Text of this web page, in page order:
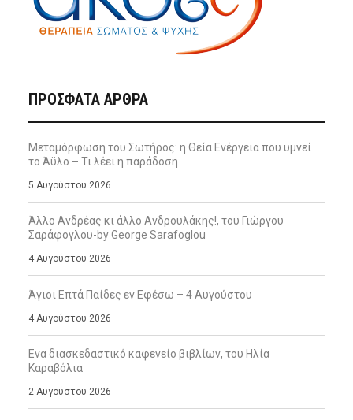
ΠΡΌΣΦΑΤΑ ΆΡΘΡΑ
Μεταμόρφωση του Σωτήρος: η Θεία Ενέργεια που υμνεί
το Άϋλο – Τι λέει η παράδοση
5 Αυγούστου 2026
Άλλο Ανδρέας κι άλλο Ανδρουλάκης!, του Γιώργου
Σαράφογλου-by George Sarafoglou
4 Αυγούστου 2026
Άγιοι Επτά Παίδες εν Εφέσω – 4 Αυγούστου
4 Αυγούστου 2026
Ενα διασκεδαστικό καφενείο βιβλίων, του Ηλία
Καραβόλια
2 Αυγούστου 2026